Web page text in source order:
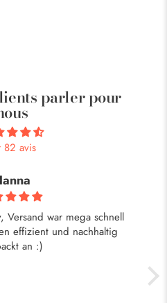
parler pour
82 avis
Versand war mega schnell
effizient und nachhaltig
an :)